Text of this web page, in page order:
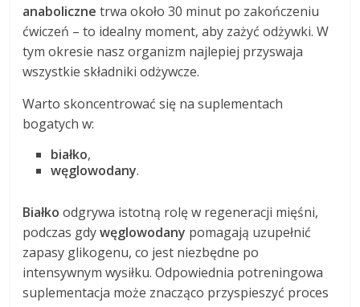
anaboliczne trwa około 30 minut po zakończeniu
ćwiczeń – to idealny moment, aby zażyć odżywki. W
tym okresie nasz organizm najlepiej przyswaja
wszystkie składniki odżywcze.
Warto skoncentrować się na suplementach
bogatych w:
białko,
węglowodany.
Białko odgrywa istotną rolę w regeneracji mięśni,
podczas gdywęglowodany pomagają uzupełnić
zapasy glikogenu, co jest niezbędne po
intensywnym wysiłku. Odpowiednia potreningowa
suplementacja może znacząco przyspieszyć proces